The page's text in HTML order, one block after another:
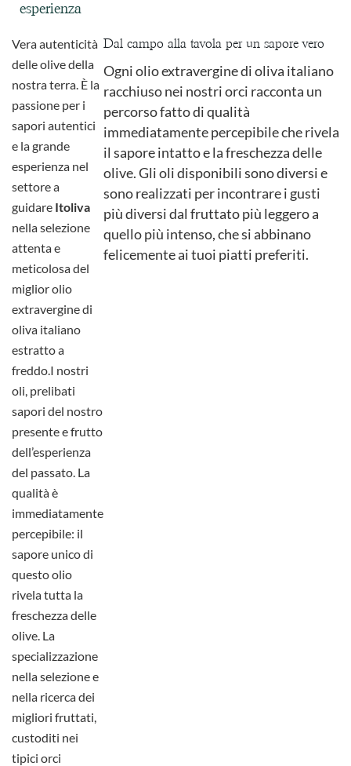
esperienza
Vera autenticità
delle olive della
nostra terra. È la
passione per i
sapori autentici
e la grande
esperienza nel
settore a
guidare Itoliva
nella selezione
attenta e
meticolosa del
miglior olio
extravergine di
oliva italiano
estratto a
freddo. I nostri
oli, prelibati
sapori del nostro
presente e frutto
dell’esperienza
del passato. La
qualità è
immediatamente
percepibile: il
sapore unico di
questo olio
rivela tutta la
freschezza delle
olive. La
specializzazione
nella selezione e
nella ricerca dei
migliori fruttati,
custoditi nei
tipici orci
Dal campo alla tavola per un sapore vero
Ogni olio extravergine di oliva italiano
racchiuso nei nostri orci racconta un
percorso fatto di qualità
immediatamente percepibile che rivela
il sapore intatto e la freschezza delle
olive. Gli oli disponibili sono diversi e
sono realizzati per incontrare i gusti
più diversi dal fruttato più leggero a
quello più intenso, che si abbinano
felicemente ai tuoi piatti preferiti.